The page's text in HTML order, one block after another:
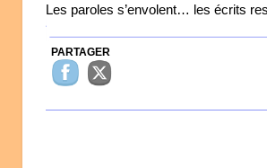
Les paroles s’envolent… les écrits
PARTAGER